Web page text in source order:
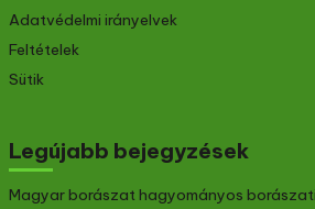
Adatvédelmi irányelvek
Feltételek
Sütik
Legújabb bejegyzések
Magyar borászat hagyományos